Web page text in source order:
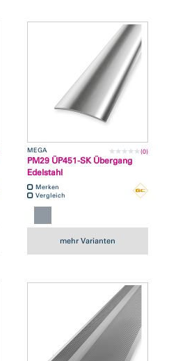
MEGA (0)
PM29 ÜP451-SK Übergang
Edelstahl
Merken
Vergleich
mehr Varianten